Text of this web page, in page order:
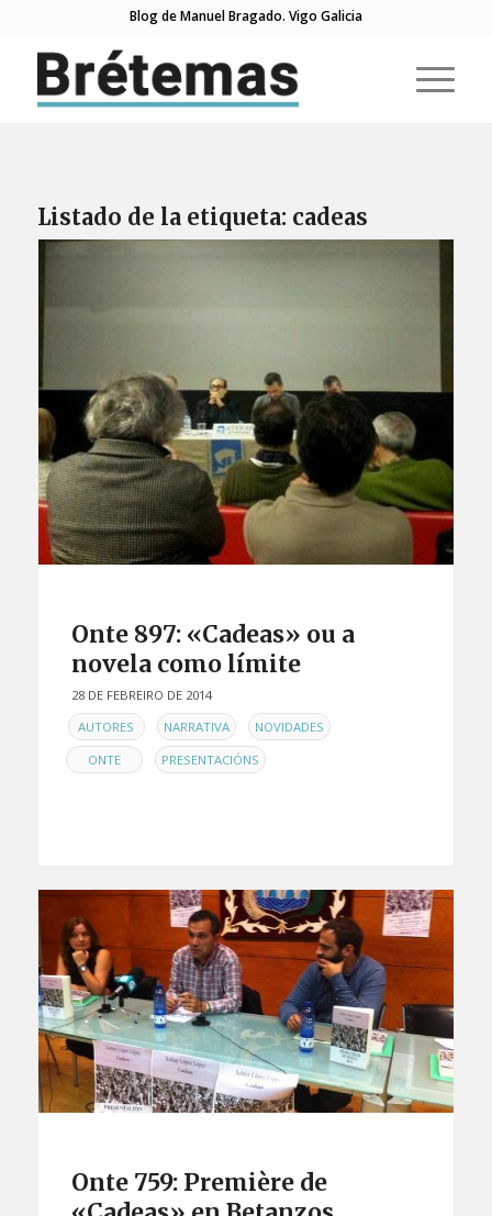
Blog de Manuel Bragado. Vigo Galicia
Listado de la etiqueta: cadeas
Onte 897: «Cadeas» ou a
novela como límite
28 DE FEBREIRO DE 2014
ENAUTORES , NARRATIVA , NOVIDADES ,
ONTE , PRESENTACIÓNS
Onte 759: Première de